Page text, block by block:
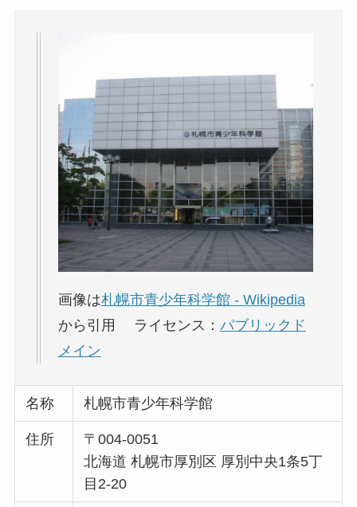
画像は札幌市青少年科学館 - Wikipedia
から引用 ライセンス： パブリックド
メイン
名称 札幌市青少年科学館
住所
〒004-0051
北海道 札幌市厚別区 厚別中央1条5丁
目2-20